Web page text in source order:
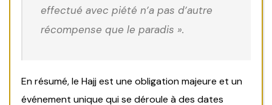
effectué avec piété n’a pas d’autre
récompense que le paradis ».
En résumé, le Hajj est une obligation majeure et un
événement unique qui se déroule à des dates